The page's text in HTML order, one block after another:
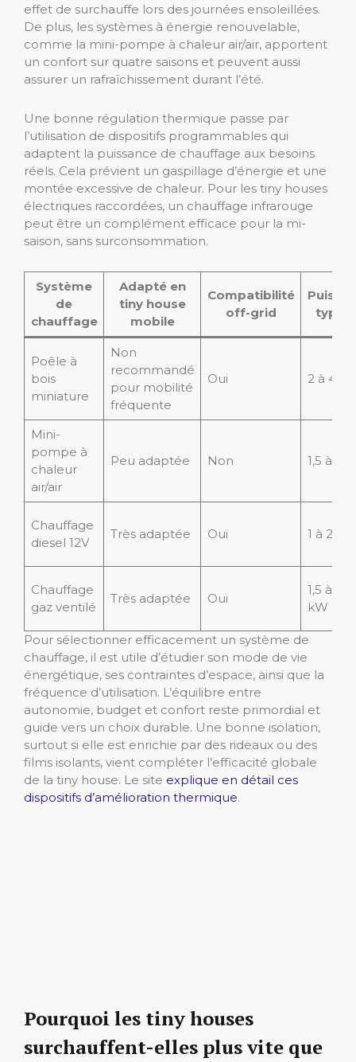
effet de surchauffe lors des journées ensoleillées.
De plus, les systèmes à énergie renouvelable,
comme la mini-pompe à chaleur air/air, apportent
un confort sur quatre saisons et peuvent aussi
assurer un rafraîchissement durant l’été.
Une bonne régulation thermique passe par
l’utilisation de dispositifs programmables qui
adaptent la puissance de chauffage aux besoins
réels. Cela prévient un gaspillage d’énergie et une
montée excessive de chaleur. Pour les tiny houses
électriques raccordées, un chauffage infrarouge
peut être un complément efficace pour la mi-
saison, sans surconsommation.
Système
de
chauffage
Adapté en
tiny house
mobile
Compatibilité
off-grid
Poêle à
bois
miniature
Non
recommandé
pour mobilité
fréquente
Oui 2 à 4
Mini-
pompe à
chaleur
air/air
Peu adaptée Non 1,5 à 3
Chauffage
diesel 12V
Très adaptée Oui 1 à 2 kW
Chauffage
gaz ventilé
Très adaptée Oui
1,5 à 3,5
kW
Pour sélectionner efficacement un système de
chauffage, il est utile d’étudier son mode de vie
énergétique, ses contraintes d’espace, ainsi que la
fréquence d’utilisation. L’équilibre entre
autonomie, budget et confort reste primordial et
guide vers un choix durable. Une bonne isolation,
surtout si elle est enrichie par des rideaux ou des
films isolants, vient compléter l’efficacité globale
de la tiny house. Le site explique en détail ces
dispositifs d’amélioration thermique.
Pourquoi les tiny houses
surchauffent-elles plus vite que